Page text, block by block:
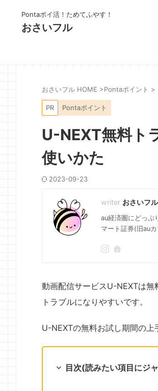
Pontaポイ活！ためてふやす！
おさいフル
おさいフル HOME >Pontaポイント >
PR Pontaポイント
U-NEXT無料ト
使いかた
2023-09-23
おさいフル
au経済圏にどっぷ
マート証券(旧au
動画配信サービスU-NEXTは
トラブルになりやすいです。
U-NEXTの無料お試し期間の上
目次(読みたい項目にジ